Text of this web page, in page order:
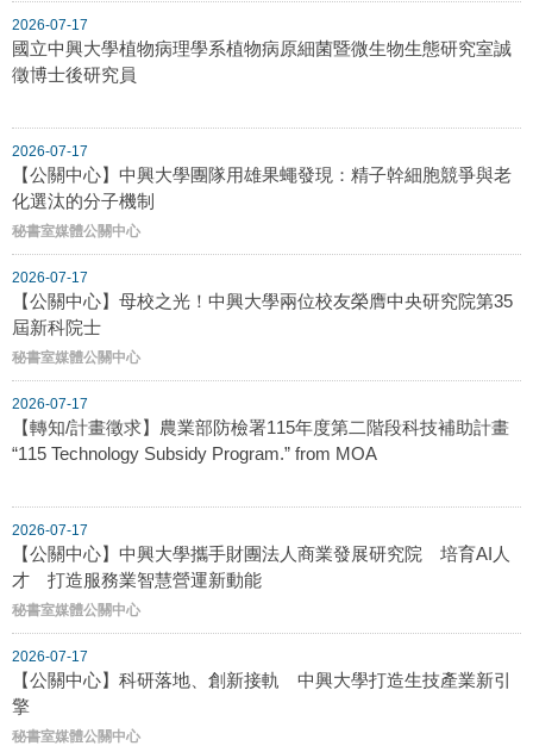
2026-07-17
國立中興大學植物病理學系植物病原細菌暨微生物生態研究室誠
徵博士後研究員
2026-07-17
【公關中心】中興大學團隊用雄果蠅發現：精子幹細胞競爭與老
化選汰的分子機制
秘書室媒體公關中心
2026-07-17
【公關中心】母校之光！中興大學兩位校友榮膺中央研究院第35
屆新科院士
秘書室媒體公關中心
2026-07-17
【轉知/計畫徵求】農業部防檢署115年度第二階段科技補助計畫
“115 Technology Subsidy Program.” from MOA
2026-07-17
【公關中心】中興大學攜手財團法人商業發展研究院 培育AI人
才 打造服務業智慧營運新動能
秘書室媒體公關中心
2026-07-17
【公關中心】科研落地、創新接軌 中興大學打造生技產業新引
擎
秘書室媒體公關中心